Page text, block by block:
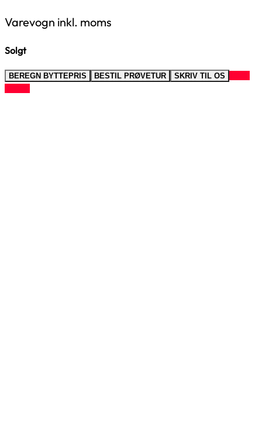
Varevogn inkl. moms
Solgt
BEREGN BYTTEPRIS BESTIL PRØVETUR SKRIV TIL OS